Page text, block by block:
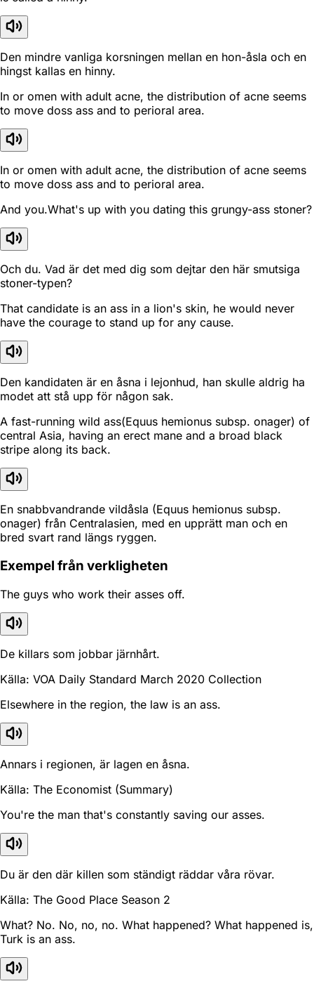
Den mindre vanliga korsningen mellan en hon-åsla och en
hingst kallas en hinny.
In or omen with adult acne, the distribution of acne seems
to move doss ass and to perioral area.
In or omen with adult acne, the distribution of acne seems
to move doss ass and to perioral area.
And you.What's up with you dating this grungy-ass stoner?
Och du. Vad är det med dig som dejtar den här smutsiga
stoner-typen?
That candidate is an ass in a lion's skin, he would never
have the courage to stand up for any cause.
Den kandidaten är en åsna i lejonhud, han skulle aldrig ha
modet att stå upp för någon sak.
A fast-running wild ass(Equus hemionus subsp. onager) of
central Asia, having an erect mane and a broad black
stripe along its back.
En snabbvandrande vildåsla (Equus hemionus subsp.
onager) från Centralasien, med en upprätt man och en
bred svart rand längs ryggen.
Exempel från verkligheten
The guys who work their asses off.
De killars som jobbar järnhårt.
Källa: VOA Daily Standard March 2020 Collection
Elsewhere in the region, the law is an ass.
Annars i regionen, är lagen en åsna.
Källa: The Economist (Summary)
You're the man that's constantly saving our asses.
Du är den där killen som ständigt räddar våra rövar.
Källa: The Good Place Season 2
What? No. No, no, no. What happened? What happened is,
Turk is an ass.